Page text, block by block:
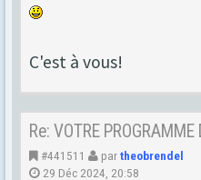
C'est à vous!
Re: VOTRE
#441511 partheobrendel
29 Déc 2024, 20:58